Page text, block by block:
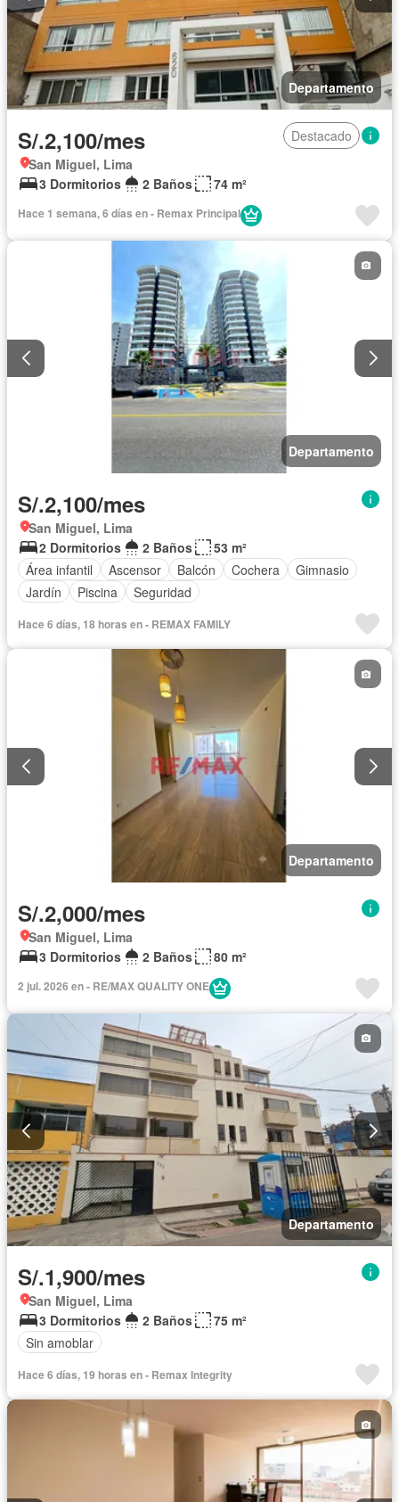
Departamento
S/.2,100/mes
Destacado
San Miguel, Lima
3 Dormitorios
2 Baños 74 m²
Hace 1 semana, 6 días en - Remax Principal
Departamento
S/.2,100/mes
San Miguel, Lima
2 Dormitorios
2 Baños
53 m²
Área infantil
Ascensor Balcón Cochera
Gimnasio
Jardín
Piscina Seguridad
Hace 6 días, 18 horas en - REMAX FAMILY
Departamento
S/.2,000/mes
San Miguel, Lima
3 Dormitorios
2 Baños 80 m²
2 jul. 2026 en - RE/MAX QUALITY ONE
Departamento
S/.1,900/mes
San Miguel, Lima
3 Dormitorios
2 Baños
75 m²
Sin amoblar
Hace 6 días, 19 horas en - Remax Integrity